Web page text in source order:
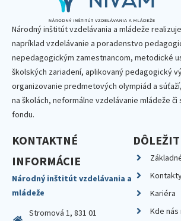
Národný inštitút vzdelávania a mládeže
napríklad vzdelávanie a poradenstvo
nepedagogickým zamestnancom, metodické
školských zariadení, aplikovaný pedagogický
organizovanie predmetových olympiád a
na školách, neformálne vzdelávanie mládeže či
fondu.
KONTAKTNÉ
INFORMÁCIE
Národný inštitút vzdelávania a
mládeže
Stromová 1, 831 01
Kariéra
Kde